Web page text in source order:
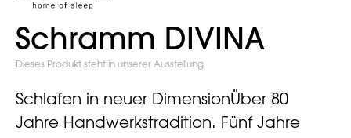
Schramm DIVINA
Dieses Produkt steht in unserer Ausstellung
Schlafen in neuer DimensionÜber 80
Jahre Handwerkstradition. Fünf Jahre